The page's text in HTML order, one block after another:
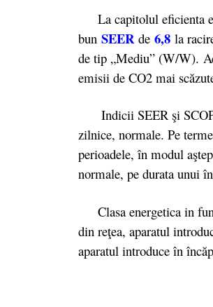
La capitolul eficienta
bun SEER de 6,8 la
de tip „Mediu” (W/W).
emisii de CO2 mai
Indicii SEER şi SCOP
zilnice, normale. Pe
perioadele, în modul
normale, pe durata unui
Clasa energetica in
din reţea, aparatul
aparatul introduce în